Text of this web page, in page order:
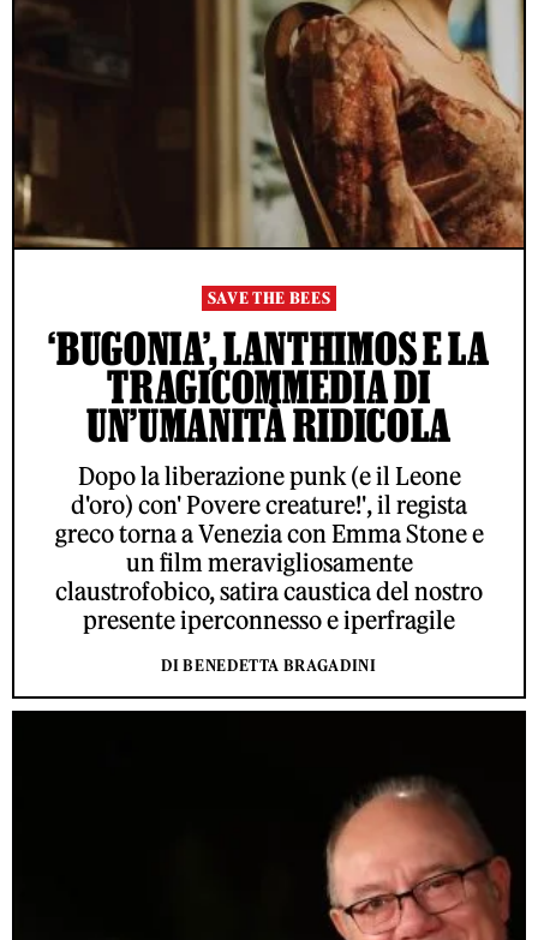
SAVE THE BEES
‘BUGONIA’, LANTHIMOS E LA
TRAGICOMMEDIA DI
UN’UMANITÀ RIDICOLA
Dopo la liberazione punk (e il Leone
d'oro) con' Povere creature!', il regista
greco torna a Venezia con Emma Stone e
un film meravigliosamente
claustrofobico, satira caustica del nostro
presente iperconnesso e iperfragile
DI BENEDETTA BRAGADINI